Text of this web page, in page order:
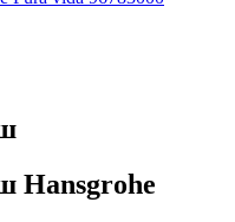
Hansgrohe